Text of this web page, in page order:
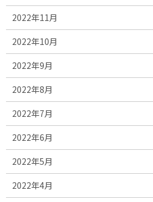
2022年11月
2022年10月
2022年9月
2022年8月
2022年7月
2022年6月
2022年5月
2022年4月